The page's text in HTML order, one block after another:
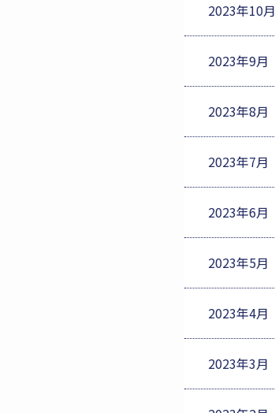
2023年10月
2023年9月
2023年8月
2023年7月
2023年6月
2023年5月
2023年4月
2023年3月